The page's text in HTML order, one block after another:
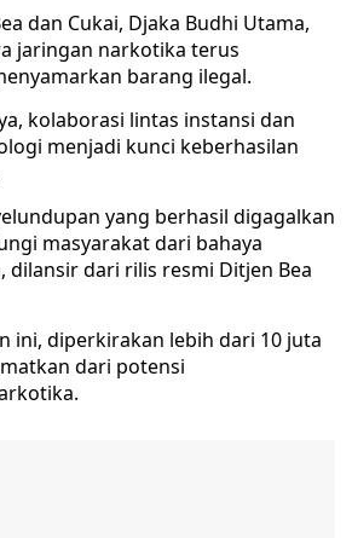
dan Cukai, Djaka Budhi Utama,
jaringan narkotika terus
barang ilegal.
kolaborasi lintas instansi dan
menjadi kunci keberhasilan
yang berhasil digagalkan
masyarakat dari bahaya
dilansir dari rilis resmi Ditjen Bea
ini, diperkirakan lebih dari 10 juta
dari potensi